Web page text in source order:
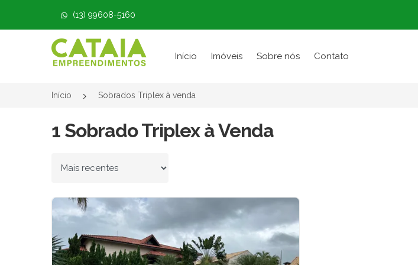
(13) 99608-5160
Página inicial
Início Imóveis Sobre nós Contato
Início Sobrados Triplex à venda
1 Sobrado Triplex à Venda
Ordenar por